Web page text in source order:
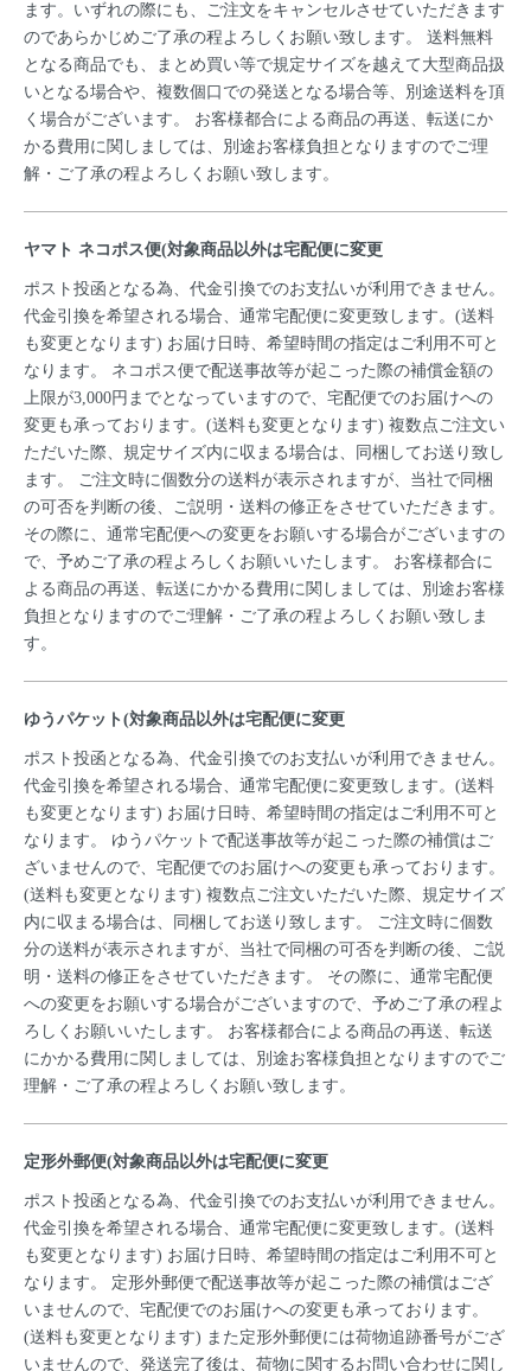
ます。いずれの際にも、ご注文をキャンセルさせていただきます
のであらかじめご了承の程よろしくお願い致します。 送料無料
となる商品でも、まとめ買い等で規定サイズを越えて大型商品扱
いとなる場合や、複数個口での発送となる場合等、別途送料を頂
く場合がございます。 お客様都合による商品の再送、転送にか
かる費用に関しましては、別途お客様負担となりますのでご理
解・ご了承の程よろしくお願い致します。
ヤマト ネコポス便(対象商品以外は宅配便に変更
ポスト投函となる為、代金引換でのお支払いが利用できません。
代金引換を希望される場合、通常宅配便に変更致します。(送料
も変更となります) お届け日時、希望時間の指定はご利用不可と
なります。 ネコポス便で配送事故等が起こった際の補償金額の
上限が3,000円までとなっていますので、宅配便でのお届けへの
変更も承っております。(送料も変更となります) 複数点ご注文い
ただいた際、規定サイズ内に収まる場合は、同梱してお送り致し
ます。 ご注文時に個数分の送料が表示されますが、当社で同梱
の可否を判断の後、ご説明・送料の修正をさせていただきます。
その際に、通常宅配便への変更をお願いする場合がございますの
で、予めご了承の程よろしくお願いいたします。 お客様都合に
よる商品の再送、転送にかかる費用に関しましては、別途お客様
負担となりますのでご理解・ご了承の程よろしくお願い致しま
す。
ゆうパケット(対象商品以外は宅配便に変更
ポスト投函となる為、代金引換でのお支払いが利用できません。
代金引換を希望される場合、通常宅配便に変更致します。(送料
も変更となります) お届け日時、希望時間の指定はご利用不可と
なります。 ゆうパケットで配送事故等が起こった際の補償はご
ざいませんので、宅配便でのお届けへの変更も承っております。
(送料も変更となります) 複数点ご注文いただいた際、規定サイズ
内に収まる場合は、同梱してお送り致します。 ご注文時に個数
分の送料が表示されますが、当社で同梱の可否を判断の後、ご説
明・送料の修正をさせていただきます。 その際に、通常宅配便
への変更をお願いする場合がございますので、予めご了承の程よ
ろしくお願いいたします。 お客様都合による商品の再送、転送
にかかる費用に関しましては、別途お客様負担となりますのでご
理解・ご了承の程よろしくお願い致します。
定形外郵便(対象商品以外は宅配便に変更
ポスト投函となる為、代金引換でのお支払いが利用できません。
代金引換を希望される場合、通常宅配便に変更致します。(送料
も変更となります) お届け日時、希望時間の指定はご利用不可と
なります。 定形外郵便で配送事故等が起こった際の補償はござ
いませんので、宅配便でのお届けへの変更も承っております。
(送料も変更となります) また定形外郵便には荷物追跡番号がござ
いませんので、発送完了後は、荷物に関するお問い合わせに関し